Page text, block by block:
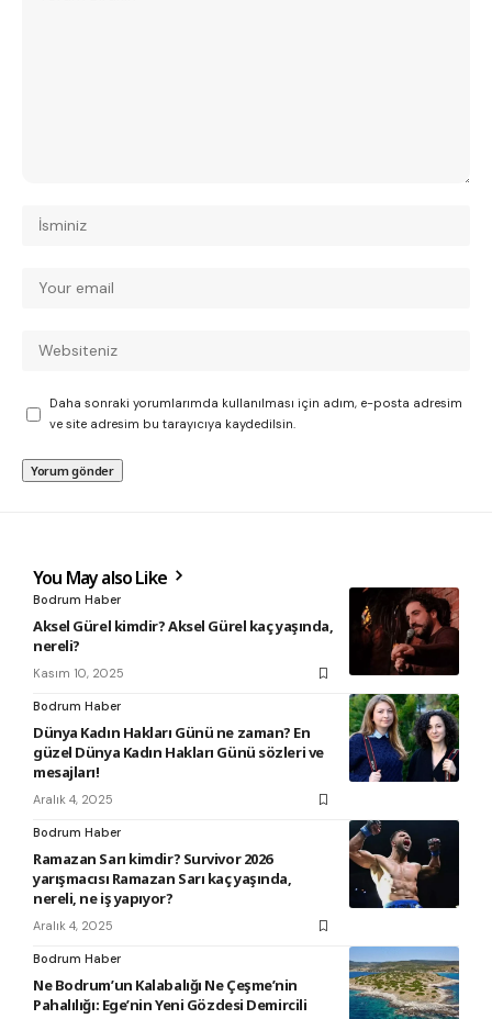
Daha sonraki yorumlarımda kullanılması için adım, e-posta adresim
ve site adresim bu tarayıcıya kaydedilsin.
You May also Like
Bodrum Haber
Aksel Gürel kimdir? Aksel Gürel kaç yaşında,
nereli?
Kasım 10, 2025
Bodrum Haber
Dünya Kadın Hakları Günü ne zaman? En
güzel Dünya Kadın Hakları Günü sözleri ve
mesajları!
Aralık 4, 2025
Bodrum Haber
Ramazan Sarı kimdir? Survivor 2026
yarışmacısı Ramazan Sarı kaç yaşında,
nereli, ne iş yapıyor?
Aralık 4, 2025
Bodrum Haber
Ne Bodrum’un Kalabalığı Ne Çeşme’nin
Pahalılığı: Ege’nin Yeni Gözdesi Demircili